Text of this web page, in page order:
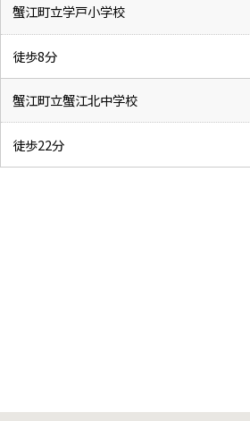
蟹江町立学戸小学校
徒歩8分
蟹江町立蟹江北中学校
徒歩22分